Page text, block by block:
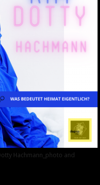
Hachmann_photo and